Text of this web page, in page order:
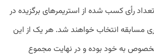
تعداد رأی کسب شده از استریمرهای برگزیده در
مسابقه انتخاب خواهند شد. هر یک از این
مخصوص به خود بوده و در نهایت مجموع